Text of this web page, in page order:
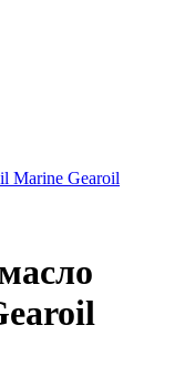
Marine Gearoil